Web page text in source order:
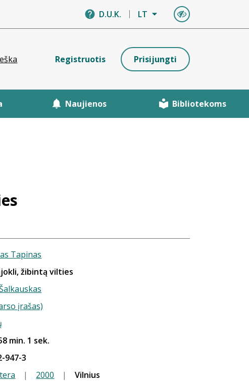
D.U.K. LT
Registruotis Prisijungti
Naujienos Bibliotekoms
Tapinas
žibintą vilties
įrašas)
min. 1 sek.
947-3
| 2000 |
Vilnius